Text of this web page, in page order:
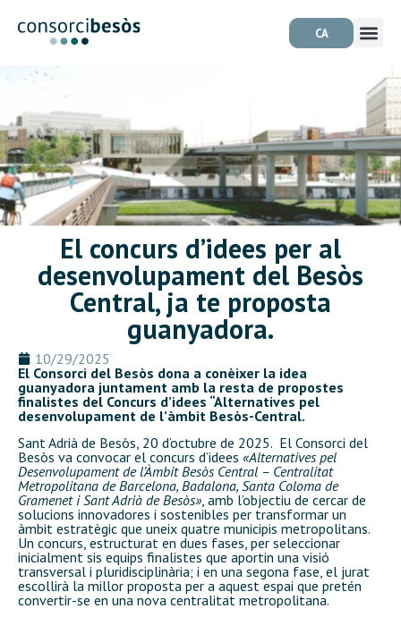
CA
El concurs d’idees per al
desenvolupament del Besòs
Central, ja te proposta
guanyadora.
10/29/2025
El Consorci del Besòs dona a conèixer la idea
guanyadora juntament amb la resta de propostes
finalistes del Concurs d’idees “Alternatives pel
desenvolupament de l’àmbit Besòs-Central.
Sant Adrià de Besòs, 20 d’octubre de 2025. El Consorci del
Besòs va convocar el concurs d’idees «Alternatives pel
Desenvolupament de l’Àmbit Besòs Central – Centralitat
Metropolitana de Barcelona, Badalona, Santa Coloma de
Gramenet i Sant Adrià de Besòs», amb l’objectiu de cercar de
solucions innovadores i sostenibles per transformar un
àmbit estratègic que uneix quatre municipis metropolitans.
Un concurs, estructurat en dues fases, per seleccionar
inicialment sis equips finalistes que aportin una visió
transversal i pluridisciplinària; i en una segona fase, el jurat
escollirà la millor proposta per a aquest espai que pretén
convertir-se en una nova centralitat metropolitana.